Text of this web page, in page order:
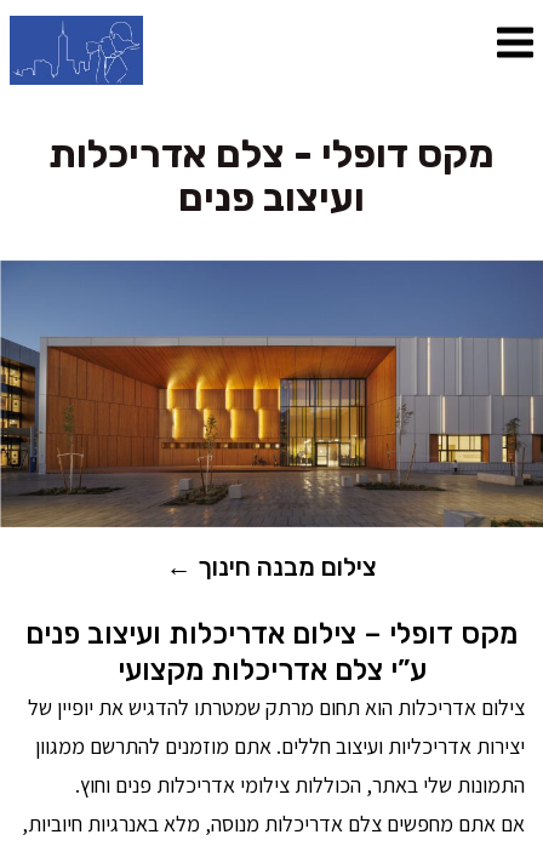
מקס דופלי - צלם אדריכלות
ועיצוב פנים
צילום מבנה חינוך ←
מקס דופלי – צילום אדריכלות ועיצוב פנים
ע”י צלם אדריכלות מקצועי
צילום אדריכלות הוא תחום מרתק שמטרתו להדגיש את יופיין של
יצירות אדריכליות ועיצוב חללים. אתם מוזמנים להתרשם ממגוון
התמונות שלי באתר, הכוללות צילומי אדריכלות פנים וחוץ.
אם אתם מחפשים צלם אדריכלות מנוסה, מלא באנרגיות חיוביות,